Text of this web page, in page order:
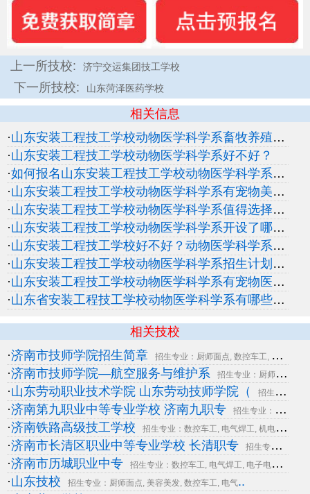
上一所技校: 济宁交运集团技工学校
下一所技校: 山东菏泽医药学校
相关信息
·山东安装工程技工学校动物医学科学系畜牧养殖专业是怎样的培养模式？
·山东安装工程技工学校动物医学科学系好不好？
·如何报名山东安装工程技工学校动物医学科学系？
·山东安装工程技工学校动物医学科学系有宠物美容专业吗？
·山东安装工程技工学校动物医学科学系值得选择吗？
·山东安装工程技工学校动物医学科学系开设了哪些专业？
·山东安装工程技工学校好不好？动物医学科学系怎么样？
·山东安装工程技工学校动物医学科学系招生计划如何？
·山东安装工程技工学校动物医学科学系有宠物医疗专业吗？
·山东省安装工程技工学校动物医学科学系有哪些培养方向？
相关技校
·济南市技师学院招生简章 招生专业：厨师面点, 数控车工, 电子电工, 电气
·济南市技师学院—航空服务与维护系 招生专业：厨师面点, 电气自动化, 汽车维修, 机
·山东劳动职业技术学院 山东劳动技师学院（ 招生专业：数控车工, 电气焊工, 电气自动化, 机
·济南第九职业中等专业学校 济南九职专 招生专业：电气自动化, 汽车维修, 物流管理, 汽
·济南铁路高级技工学校 招生专业：数控车工, 电气焊工, 机电一体化, 铁
·济南市长清区职业中等专业学校 长清职专 招生专业：数控车工, 电气焊工, 电子电工, 机电
·济南市历城职业中专 招生专业：数控车工, 电气焊工, 电子电工, 机电
·山东技校 招生专业：厨师面点, 美容美发, 数控车工, 电气..